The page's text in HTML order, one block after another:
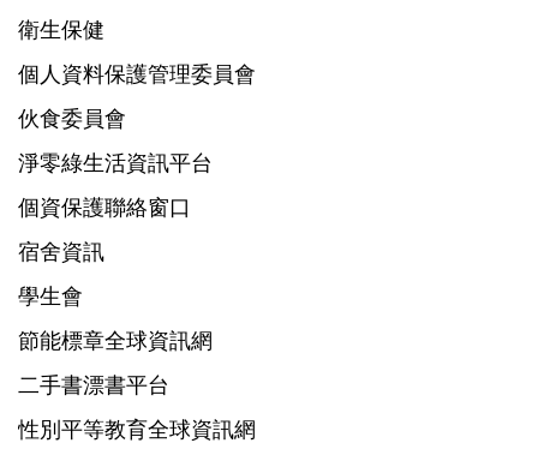
衛生保健
個人資料保護管理委員會
伙食委員會
淨零綠生活資訊平台
個資保護聯絡窗口
宿舍資訊
學生會
節能標章全球資訊網
二手書漂書平台
性別平等教育全球資訊網